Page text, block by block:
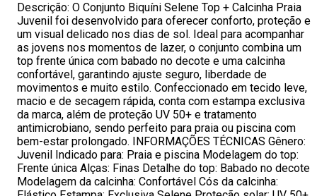
Descrição: O Conjunto Biquíni Selene Top + Calcinha Praia
Juvenil foi desenvolvido para oferecer conforto, proteção e
um visual delicado nos dias de sol. Ideal para acompanhar
as jovens nos momentos de lazer, o conjunto combina um
top frente única com babado no decote e uma calcinha
confortável, garantindo ajuste seguro, liberdade de
movimentos e muito estilo. Confeccionado em tecido leve,
macio e de secagem rápida, conta com estampa exclusiva
da marca, além de proteção UV 50+ e tratamento
antimicrobiano, sendo perfeito para praia ou piscina com
bem-estar prolongado. INFORMAÇÕES TÉCNICAS Gênero:
Juvenil Indicado para: Praia e piscina Modelagem do top:
Frente única Alças: Finas Detalhe do top: Babado no decote
Modelagem da calcinha: Confortável Cós da calcinha: